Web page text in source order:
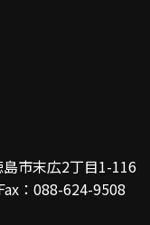
市末広2丁目1-116
：088-624-9508